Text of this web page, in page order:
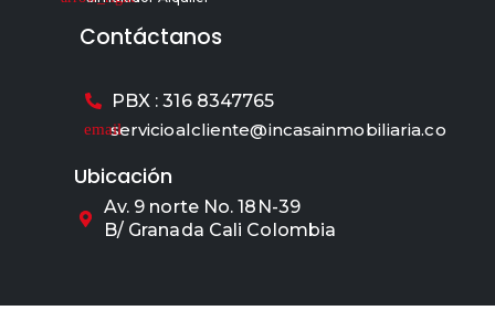
Contáctanos
PBX : 316 8347765
servicioalcliente@incasainmobiliaria.co
Ubicación
Av. 9 norte No. 18N-39
B/ Granada Cali Colombia